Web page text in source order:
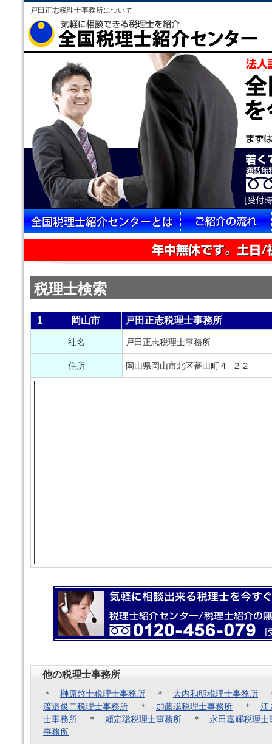
戸田正志税理士事務所について
税理士検索
1 岡山市 戸田正志税理士事務所
社名 戸田正志税理士事務所
住所 岡山県岡山市北区蕃山町４−２２
他の税理士事務所
＊ 榊原啓士税理士事務所 ＊ 大内和明税理士事務所
渡邉俊二税理士事務所 ＊ 加藤聡税理士事務所 ＊ 江
士事務所 ＊ 頼定聡税理士事務所 ＊ 永田嘉輝税理士
事務所